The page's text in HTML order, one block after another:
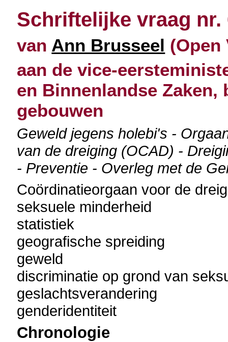
Schriftelijke vraag nr.
van Ann Brusseel (Open
aan de vice-
en Binnenlandse Zaken,
gebouwen
Geweld jegens holebi's -
van de dreiging (OCAD) -
- Preventie - Overleg met de
Coördinatieorgaan voor de
seksuele minderheid
statistiek
geografische spreiding
geweld
discriminatie op grond van
geslachtsverandering
genderidentiteit
Chronologie